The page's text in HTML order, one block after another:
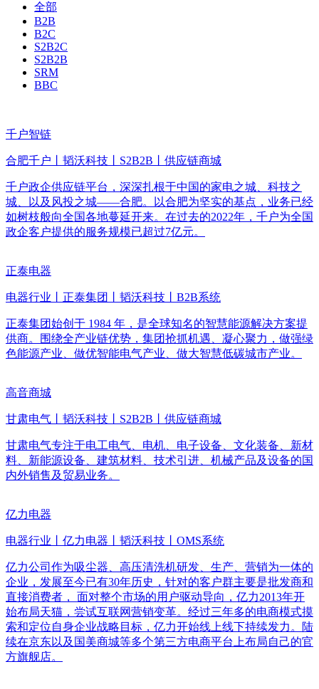
全部
B2B
B2C
S2B2C
S2B2B
SRM
BBC
千户智链
合肥千户丨韬沃科技丨S2B2B丨供应链商城
千户政企供应链平台，深深扎根于中国的家电之城、科技之
城、以及风投之城——合肥。以合肥为坚实的基点，业务已经
如树枝般向全国各地蔓延开来。在过去的2022年，千户为全国
政企客户提供的服务规模已超过7亿元。
正泰电器
电器行业丨正泰集团丨韬沃科技丨B2B系统
正泰集团始创于 1984 年，是全球知名的智慧能源解决方案提
供商。围绕全产业链优势，集团抢抓机遇、凝心聚力，做强绿
色能源产业、做优智能电气产业、做大智慧低碳城市产业。
高音商城
甘肃电气丨韬沃科技丨S2B2B丨供应链商城
甘肃电气专注于电工电气、电机、电子设备、文化装备、新材
料、新能源设备、建筑材料、技术引进、机械产品及设备的国
内外销售及贸易业务。
亿力电器
电器行业丨亿力电器丨韬沃科技丨OMS系统
亿力公司作为吸尘器、高压清洗机研发、生产、营销为一体的
企业，发展至今已有30年历史，针对的客户群主要是批发商和
直接消费者， 面对整个市场的用户驱动导向，亿力2013年开
始布局天猫，尝试互联网营销变革。经过三年多的电商模式摸
索和定位自身企业战略目标，亿力开始线上线下持续发力。陆
续在京东以及国美商城等多个第三方电商平台上布局自己的官
方旗舰店。